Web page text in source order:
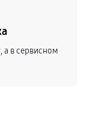
а в сервисном